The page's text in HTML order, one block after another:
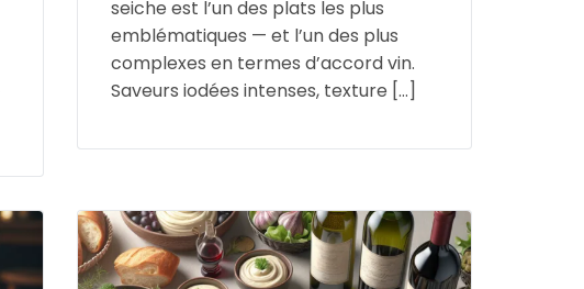
seiche est l’un des plats les plus
emblématiques — et l’un des plus
complexes en termes d’accord vin.
Saveurs iodées intenses, texture […]